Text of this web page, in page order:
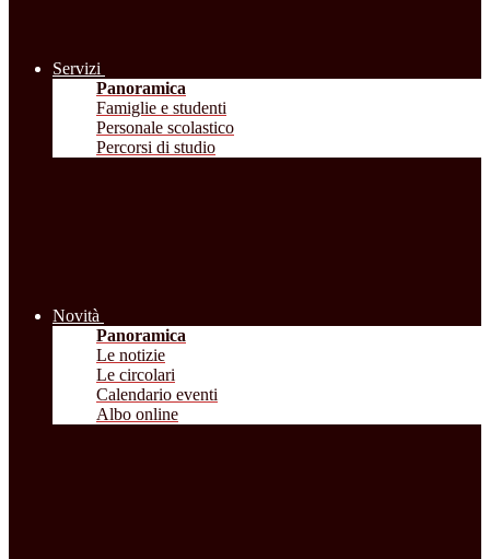
Servizi
Panoramica
Famiglie e studenti
Personale scolastico
Percorsi di studio
Novità
Panoramica
Le notizie
Le circolari
Calendario eventi
Albo online